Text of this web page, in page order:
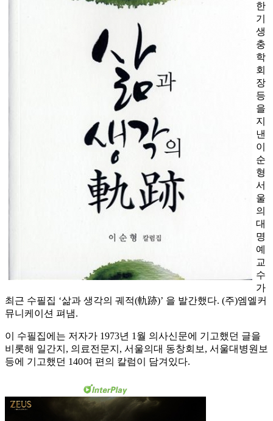
한
기
생
충
학
회
장
등
을
지
낸
이
순
형
서
울
의
대
명
예
교
수
가
최근 수필집 ‘삶과 생각의 궤적(軌跡)’ 을 발간했다. (주)엠엘커
뮤니케이션 펴냄.
이 수필집에는 저자가 1973년 1월 의사신문에 기고했던 글을
비롯해 일간지, 의료전문지, 서울의대 동창회보, 서울대병원보
등에 기고했던 140여 편의 칼럼이 담겨있다.